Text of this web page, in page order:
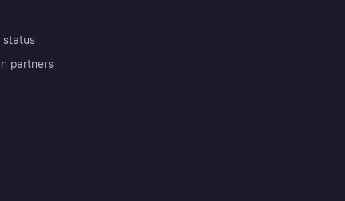
status
partners